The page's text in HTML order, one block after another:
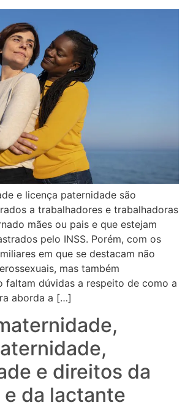
e licença paternidade são
a trabalhadores e trabalhadoras
mães ou pais e que estejam
pelo INSS. Porém, com os
em que se destacam não
mas também
faltam dúvidas a respeito de como a
aborda a […]
e direitos da
da lactante